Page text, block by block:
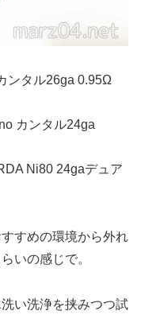
ンタル26ga 0.95Ω
カンタル24ga
Ni80 24gaデュア
すめの環境から外れ
いの感じで。
い洗浄を挟みつつ試